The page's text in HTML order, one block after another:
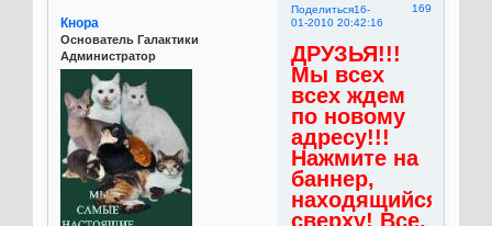
Поделиться 169
16-
01-2010 20:42:16
Кнора
Основатель Галактики
Администратор
ДРУЗЬЯ!!!
Мы всех
всех ждем
по новому
адресу!!!
Нажмите на
баннер,
находящийся
сверху! Все,